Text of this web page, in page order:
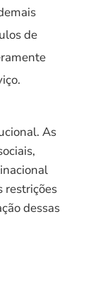
de
As
restrições
dessas